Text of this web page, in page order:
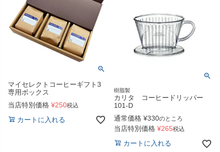
マイセレクトコーヒーギフト3
専用ボックス
当店特別価格 ¥250税込
カートに入れる
樹脂製
カリタ コーヒードリッパー
101-D
通常価格 ¥330のところ
当店特別価格 ¥265税込
カートに入れる